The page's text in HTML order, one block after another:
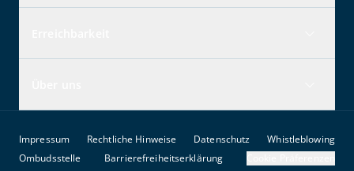
Impressum Rechtliche Hinweise Datenschutz
Whistleblowing
Ombudsstelle
Barrierefreiheitserklärung